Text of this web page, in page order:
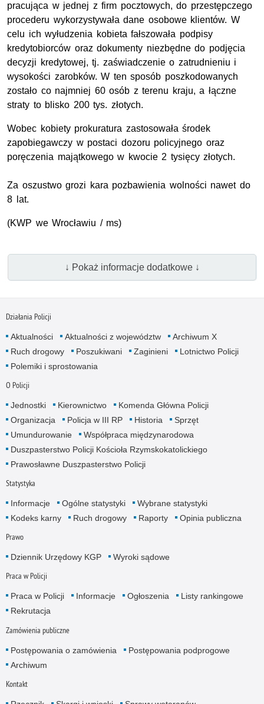
pracująca w jednej z firm pocztowych, do przestępczego
procederu wykorzystywała dane osobowe klientów. W
celu ich wyłudzenia kobieta fałszowała podpisy
kredytobiorców oraz dokumenty niezbędne do podjęcia
decyzji kredytowej, tj. zaświadczenie o zatrudnieniu i
wysokości zarobków. W ten sposób poszkodowanych
zostało co najmniej 60 osób z terenu kraju, a łączne
straty to blisko 200 tys. złotych.
Wobec kobiety prokuratura zastosowała środek
zapobiegawczy w postaci dozoru policyjnego oraz
poręczenia majątkowego w kwocie 2 tysięcy złotych.
Za oszustwo grozi kara pozbawienia wolności nawet do
8 lat.
(KWP we Wrocławiu / ms)
↓ Pokaż informacje dodatkowe ↓
Działania Policji
Aktualności Aktualności z województw
Archiwum X
Ruch drogowy
Poszukiwani Zaginieni
Lotnictwo Policji
Polemiki i sprostowania
O Policji
Jednostki Kierownictwo
Komenda Główna Policji
Organizacja
Policja w III RP Historia
Sprzęt
Umundurowanie
Współpraca międzynarodowa
Duszpasterstwo Policji Kościoła Rzymskokatolickiego
Prawosławne Duszpasterstwo Policji
Statystyka
Informacje Ogólne statystyki
Wybrane statystyki
Kodeks karny
Ruch drogowy Raporty Opinia publiczna
Prawo
Dziennik Urzędowy KGP Wyroki sądowe
Praca w Policji
Praca w Policji Informacje Ogłoszenia
Listy rankingowe
Rekrutacja
Zamówienia publiczne
Postępowania o zamówienia
Postępowania podprogowe
Archiwum
Kontakt